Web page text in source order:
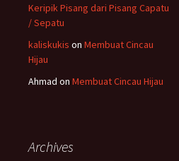
Keripik Pisang dari Pisang Capatu
/ Sepatu
kaliskukis on Membuat Cincau
Hijau
Ahmad on Membuat Cincau Hijau
Archives